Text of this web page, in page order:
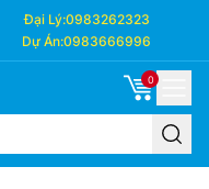
Đại Lý:0983262323
Dự Án:0983666996
0